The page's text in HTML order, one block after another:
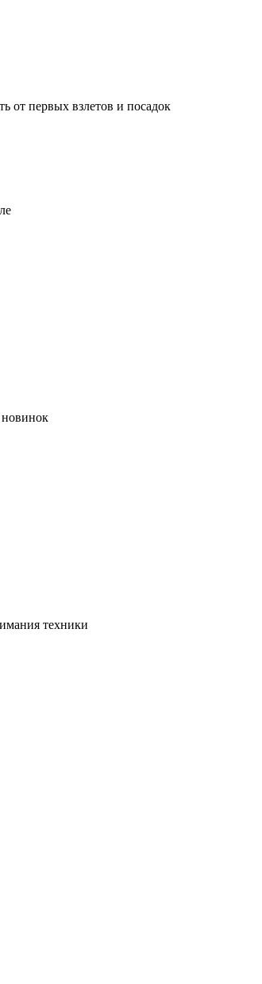
от первых взлетов и посадок
новинок
техники